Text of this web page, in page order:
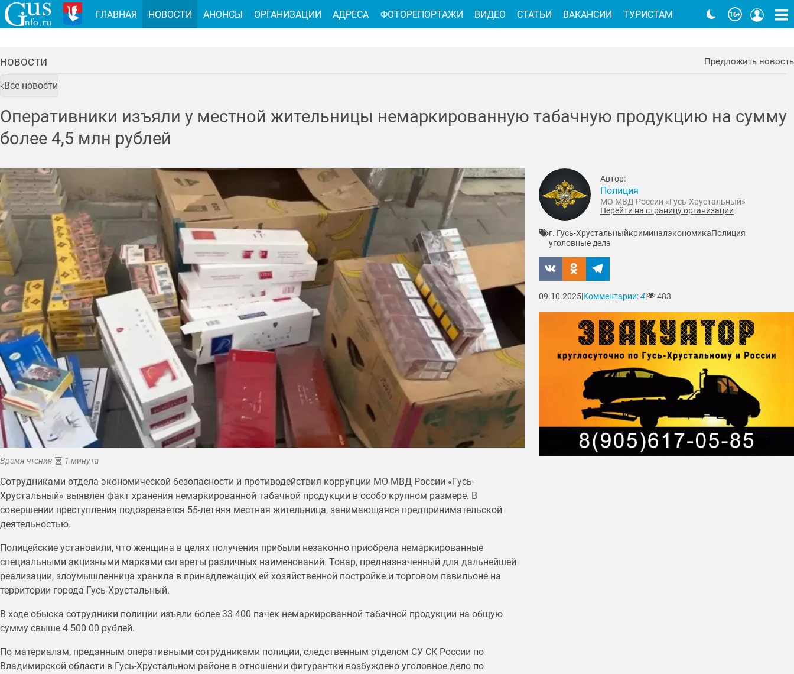
НОВОСТИ Предложить новость
Все новости
Оперативники изъяли у местной жительницы немаркированную табачную продукцию на сумму
более 4,5 млн рублей
Время чтения 1 минута
Сотрудниками отдела экономической безопасности и противодействия коррупции МО МВД России «Гусь-
Хрустальный» выявлен факт хранения немаркированной табачной продукции в особо крупном размере. В
совершении преступления подозревается 55-летняя местная жительница, занимающаяся предпринимательской
деятельностью.
Полицейские установили, что женщина в целях получения прибыли незаконно приобрела немаркированные
специальными акцизными марками сигареты различных наименований. Товар, предназначенный для дальнейшей
реализации, злоумышленница хранила в принадлежащих ей хозяйственной постройке и торговом павильоне на
территории города Гусь-Хрустальный.
В ходе обыска сотрудники полиции изъяли более 33 400 пачек немаркированной табачной продукции на общую
сумму свыше 4 500 00 рублей.
По материалам, преданным оперативными сотрудниками полиции, следственным отделом СУ СК России по
Владимирской области в Гусь-Хрустальном районе в отношении фигурантки возбуждено уголовное дело по
Автор:
Полиция
МО МВД России «Гусь-Хрустальный»
Перейти на страницу организации
г. Гусь-ХрустальныйкриминалэкономикаПолиция
уголовные дела
09.10.2025|Комментарии:4| 483
ГЛАВНАЯ НОВОСТИ АНОНСЫ ОРГАНИЗАЦИИ АДРЕСА ФОТОРЕПОРТАЖИ ВИДЕО СТАТЬИ ВАКАНСИИ ТУРИСТАМ